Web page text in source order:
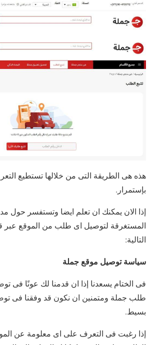
هذه هى الطريقة التى من خلالها تستطيع
بإستمرار.
إذا الان يمكنك ان تعلم ايضا وتستفسر حول
المستغرقة لتوصيل اى طلب من الموقع عبر
التالية:
سياسة توصيل موقع جملة
فى الختام يسعدنا إذا ان قدمنا لك عونًا فى
طلب جملة ومتمنين ان نكون قد وفقنا فى
بسيط.
إذا رغبت فى التعرف على اى معلومة عن